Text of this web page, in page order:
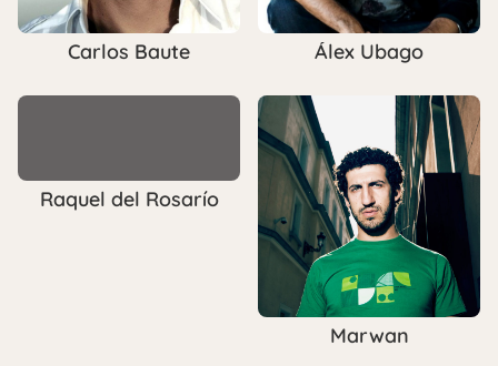
Carlos Baute Álex Ubago
Raquel del Rosarío
Marwan